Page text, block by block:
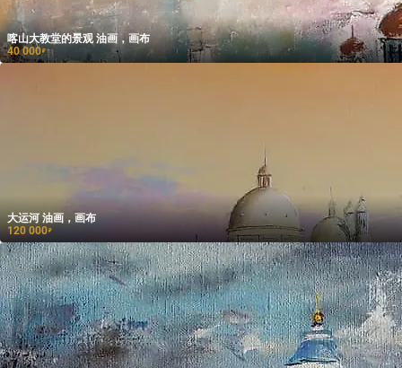
喀山大教堂的景观 油画，画布
40 000₽
大运河 油画，画布
120 000₽